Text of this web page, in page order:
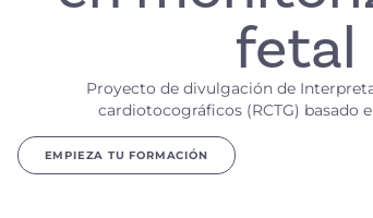
fetal
Proyecto de divulgación de
cardiotocográficos (RCTG) basado
EMPIEZA TU FORMACIÓN